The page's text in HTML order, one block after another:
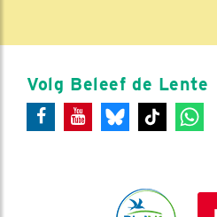
Volg Beleef de Lente